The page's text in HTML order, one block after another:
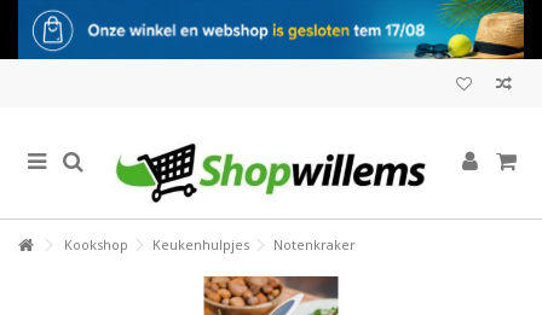
Kookshop Keukenhulpjes Notenkraker